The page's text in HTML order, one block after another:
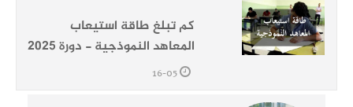
كم تبلغ طاقة استيعاب
المعاهد النموذجية - دورة 2025